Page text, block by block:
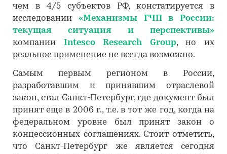
чем в 4/5 субъектов РФ, констатируется в
исследовании «Механизмы ГЧП в России:
текущая ситуация и перспективы»
компании Intesco Research Group, но их
реальное применение не всегда возможно.
Самым первым регионом в России,
разработавшим и принявшим отраслевой
закон, стал Санкт-Петербург, где документ был
принят еще в 2006 г., т.е. в тот же год, когда на
федеральном уровне был принят закон о
концессионных соглашениях. Стоит отметить,
что Санкт-Петербург же является сегодня